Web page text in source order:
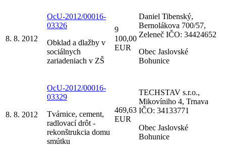
8. 8. 2012
OcU-2012/00016-
03326
Obklad a dlažby v
sociálnych
zariadeniach v ZŠ
9
100,00
EUR
Daniel Tibenský,
Bernolákova 700/57,
Zeleneč IČO: 34424652
Obec Jaslovské
Bohunice
8. 8. 2012
OcU-2012/00016-
03329
Tvárnice, cement,
radlovací drôt -
rekonštrukcia domu
smútku
469,63
EUR
TECHSTAV s.r.o.,
Mikovíniho 4, Trnava
IČO: 34133771
Obec Jaslovské
Bohunice